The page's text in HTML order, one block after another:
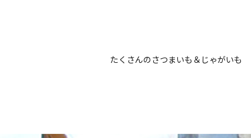
たくさんのさつまいも＆じゃがいも